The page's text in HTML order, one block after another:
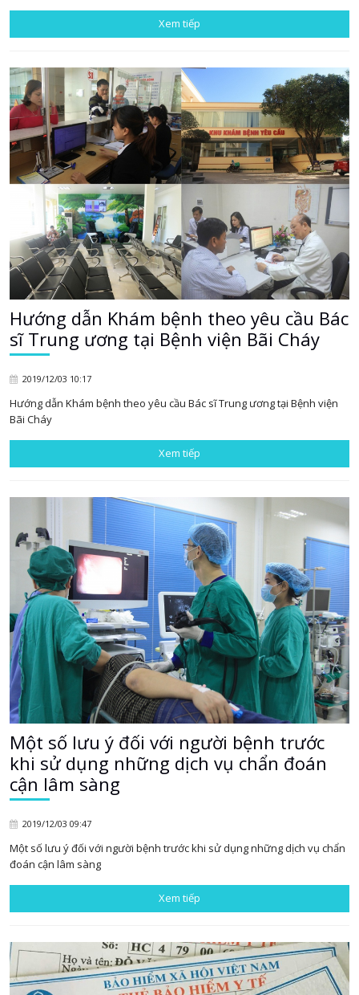
Xem tiếp
Hướng dẫn Khám bệnh theo yêu cầu Bác
sĩ Trung ương tại Bệnh viện Bãi Cháy
2019/12/03 10:17
Hướng dẫn Khám bệnh theo yêu cầu Bác sĩ Trung ương tại Bệnh viện
Bãi Cháy
Xem tiếp
Một số lưu ý đối với người bệnh trước
khi sử dụng những dịch vụ chẩn đoán
cận lâm sàng
2019/12/03 09:47
Một số lưu ý đối với người bệnh trước khi sử dụng những dịch vụ chẩn
đoán cận lâm sàng
Xem tiếp